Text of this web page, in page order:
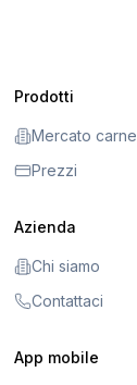
Prodotti
Mercato carne
Prezzi
Azienda
Chi siamo
Contattaci
App mobile